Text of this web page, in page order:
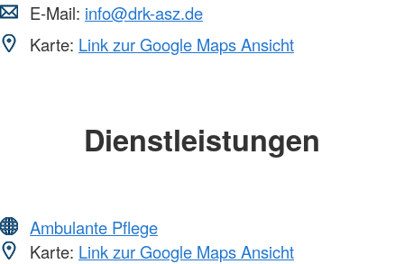
E-Mail: info@drk-asz.de
Karte: Link zur Google Maps Ansicht
Dienstleistungen
Ambulante Pflege
Karte: Link zur Google Maps Ansicht